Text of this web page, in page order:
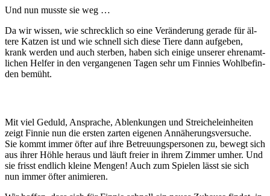
Und nun musste sie weg …
Da wir wissen, wie schreck­lich so eine Ver­än­der­ung ge­rade für äl­
tere Katz­en ist und wie schnell sich diese Tiere dann auf­ge­ben,
krank werden und auch sterben, haben sich ei­ni­ge un­ser­er ehr­en­amt­
lich­en Hel­fer in den ver­gang­en­en Tagen sehr um Finnies Wohl­be­fin­
den be­müht.
Mit viel Ge­duld, An­sprache, Ab­lenk­ung­en und Streich­el­ein­heit­en
zeigt Finnie nun die er­sten zar­ten ei­gen­en An­näh­er­ungs­ver­suche.
Sie kommt immer öfter auf ihre Be­treu­ungs­per­sonen zu, be­wegt sich
aus ihrer Höhle her­aus und läuft freier in ihrem Zimmer um­her. Und
sie frisst end­lich klei­ne Meng­en! Auch zum Spiel­en lässt sie sich
nun immer öfter ani­mier­en.